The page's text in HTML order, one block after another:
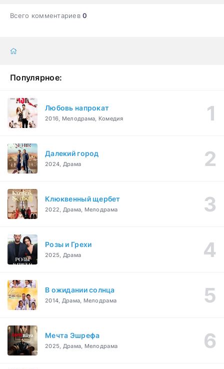
Всего комментариев0
Популярное:
Любовь напрокат
2016, Мелодрама, Комедия
Далекий город
2024, Драма
Клюквенный щербет
2022, Драма, Мелодрама
Розы и Грехи
2025, Драма
В ожидании солнца
2014, Драма, Мелодрама
Мечта Эшрефа
2025, Драма, Мелодрама